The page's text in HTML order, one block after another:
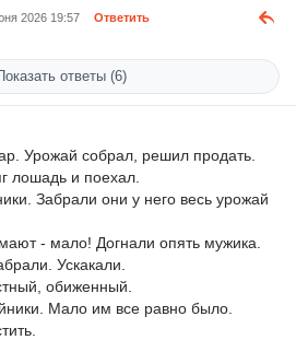
2026 19:57 Ответить
ответы (6)
Урожай собрал, решил продать.
лошадь и поехал.
Забрали они у него весь урожай
- мало! Догнали опять мужика.
Ускакали.
обиженный.
Мало им все равно было.